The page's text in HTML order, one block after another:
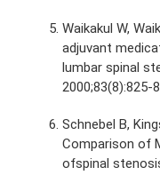
Waikakul W,
adjuvant
lumbar spinal
2000;83(8):825-
Schnebel B,
Comparison of
ofspinal